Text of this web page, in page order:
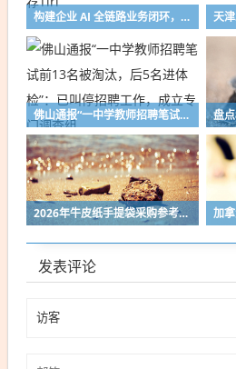
构建企业 AI 全链路业务闭环，国产一体化智能体平台推荐Tiri
佛山通报“一中学教师招聘笔试前13名被淘汰，后5名进体检”：已叫停招聘工作，成立专门调查组
2026年牛皮纸手提袋采购参考：十家实力厂家盘点
发表评论